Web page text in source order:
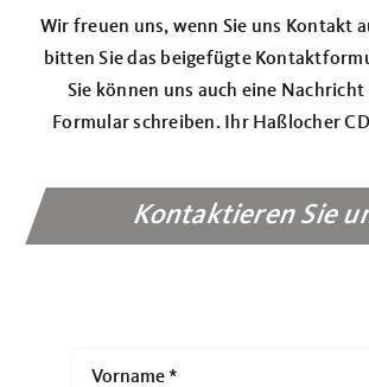
Termine
Wir freuen uns, wenn Sie uns Kontakt
bitten Sie das beigefügte
Sie können uns auch eine Nachricht
Formular schreiben. Ihr Haßlocher
Kontaktieren Sie